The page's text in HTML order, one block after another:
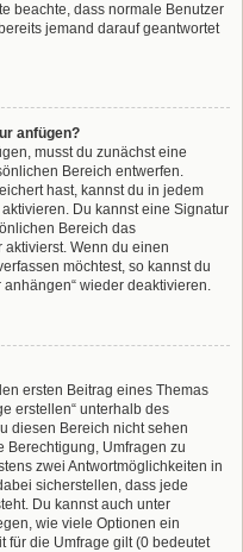
beachte, dass normale Benutzer
jemand darauf geantwortet
anfügen?
musst du zunächst eine
Bereich entwerfen.
hast, kannst du in jedem
Du kannst eine Signatur
Bereich das
Wenn du einen
möchtest, so kannst du
wieder deaktivieren.
ersten Beitrag eines Themas
erstellen“ unterhalb des
diesen Bereich nicht sehen
Berechtigung, Umfragen zu
zwei Antwortmöglichkeiten in
sicherstellen, dass jede
Du kannst auch unter
wie viele Optionen ein
für die Umfrage gilt (0 bedeutet